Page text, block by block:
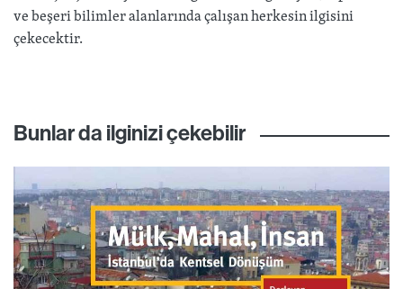
ve beşeri bilimler alanlarında çalışan herkesin ilgisini
çekecektir.
Bunlar da ilginizi çekebilir